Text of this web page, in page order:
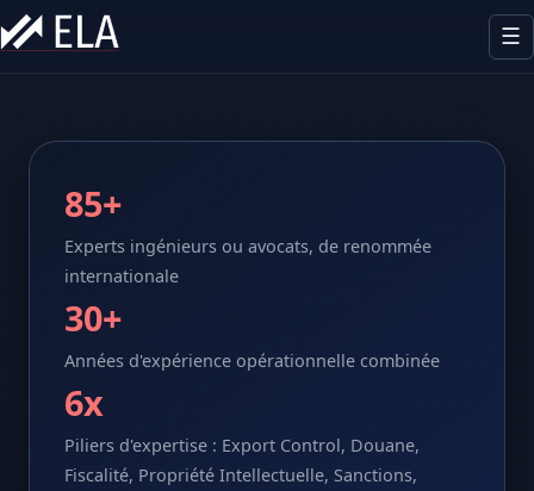
Contact
☰
85+
Experts ingénieurs ou avocats, de renommée
internationale
30+
Années d'expérience opérationnelle combinée
6x
Piliers d'expertise : Export Control, Douane,
Fiscalité, Propriété Intellectuelle, Sanctions,